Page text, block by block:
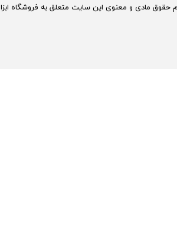
حقوق مادی و معنوی این سایت متعلق به فروشگاه